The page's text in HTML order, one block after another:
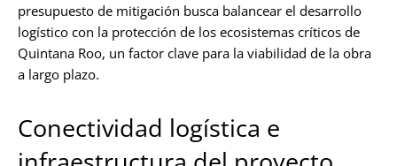
presupuesto de mitigación busca balancear el desarrollo
logístico con la protección de los ecosistemas críticos de
Quintana Roo, un factor clave para la viabilidad de la obra
a largo plazo.
Conectividad logística e